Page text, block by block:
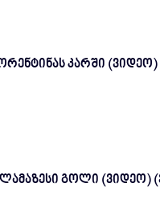
კარში
გოლი (ვიდეო)